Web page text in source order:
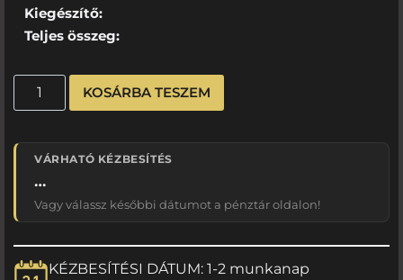
Kiegészítő:
Teljes összeg:
KOSÁRBA TESZEM
VÁRHATÓ KÉZBESÍTÉS
…
Vagy válassz későbbi dátumot a pénztár oldalon!
KÉZBESÍTÉSI DÁTUM: 1-2 munkanap